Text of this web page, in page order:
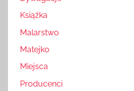
Książka
Malarstwo
Matejko
Miejsca
Producenci